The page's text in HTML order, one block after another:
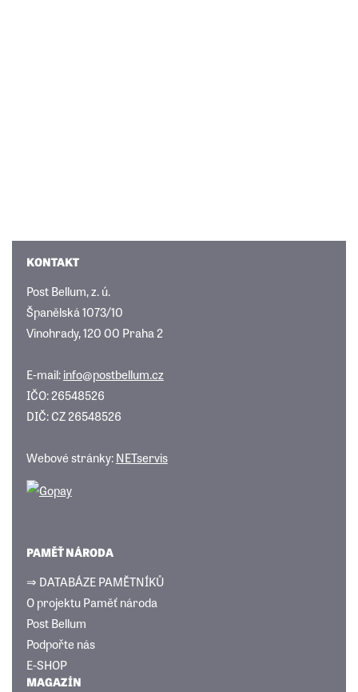
KONTAKT
Post Bellum, z. ú.
Španělská 1073/10
Vinohrady, 120 00 Praha 2
E-mail:info@postbellum.cz
IČO: 26548526
DIČ: CZ 26548526
Webové stránky:NETservis
PAMĚŤ NÁRODA
⇒ DATABÁZE PAMĚTNÍKŮ
O projektu Paměť národa
Post Bellum
Podpořte nás
E-SHOP
MAGAZÍN